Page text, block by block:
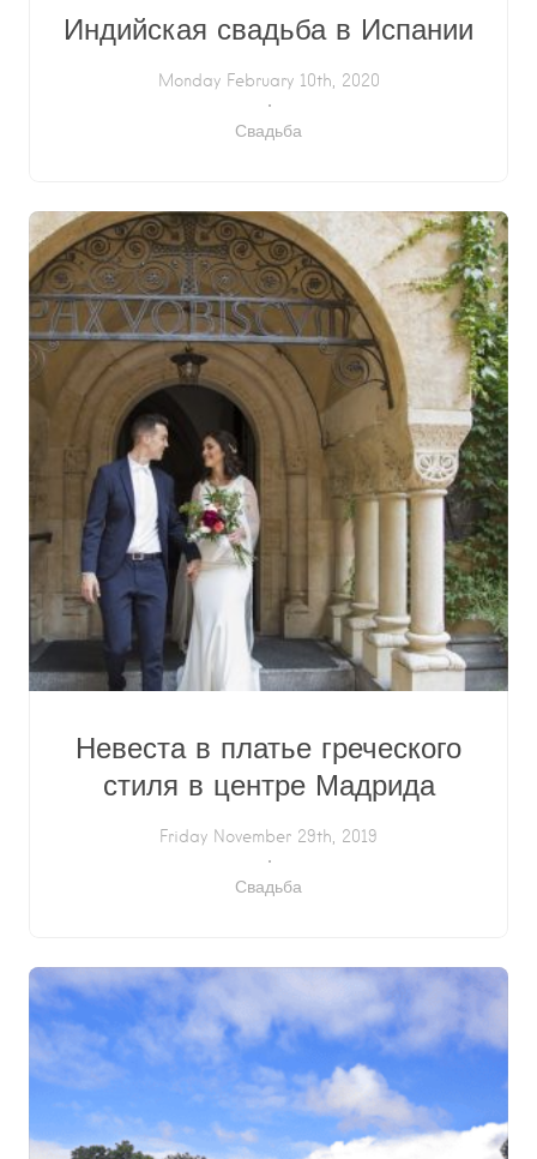
Индийская свадьба в Испании
Monday February 10th, 2020
Свадьба
Невеста в платье греческого
стиля в центре Мадрида
Friday November 29th, 2019
Свадьба